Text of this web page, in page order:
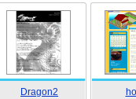
Dragon2